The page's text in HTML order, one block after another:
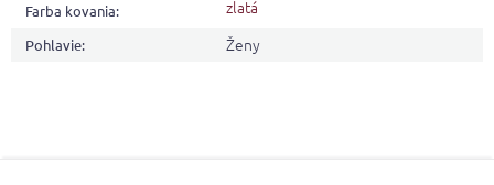
Farba kovania: zlatá
Pohlavie: Ženy